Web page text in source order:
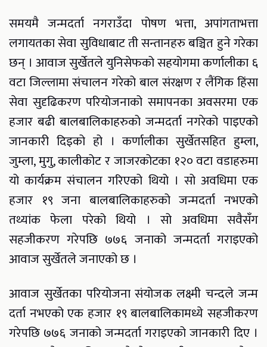
समयमै जन्मदर्ता नगराउँदा पोषण भत्ता, अपांगताभत्ता
लगायतका सेवा सुविधाबाट ती सन्तानहरु बञ्चित हुने गरेका
छन् । आवाज सुर्खेतले युनिसेफको सहयोगमा कर्णालीका ६
वटा जिल्लामा संचालन गरेको बाल संरक्षण र लैंगिक हिंसा
सेवा सुदृढिकरण परियोजनाको समापनका अवसरमा एक
हजार बढी बालबालिकाहरुको जन्मदर्ता नगरेको पाइएको
जानकारी दिइको हो । कर्णालीका सुर्खेतसहित हुम्ला,
जुम्ला, मुगु, कालीकोट र जाजरकोटका १२० वटा वडाहरुमा
यो कार्यक्रम संचालन गरिएको थियो । सो अवधिमा एक
हजार १९ जना बालबालिकाहरुको जन्मदर्ता नभएको
तथ्यांक फेला परेको थियो । सो अवधिमा सवैसँग
सहजीकरण गरेपछि ७७६ जनाको जन्मदर्ता गराइएको
आवाज सुर्खेतले जनाएको छ ।
आवाज सुर्खेतका परियोजना संयोजक लक्ष्मी चन्दले जन्म
दर्ता नभएको एक हजार १९ बालबालिकामध्ये सहजीकरण
गरेपछि ७७६ जनाको जन्मदर्ता गराइएको जानकारी दिए ।